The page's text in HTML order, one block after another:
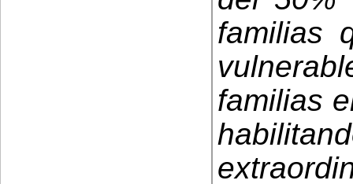
familias
familias